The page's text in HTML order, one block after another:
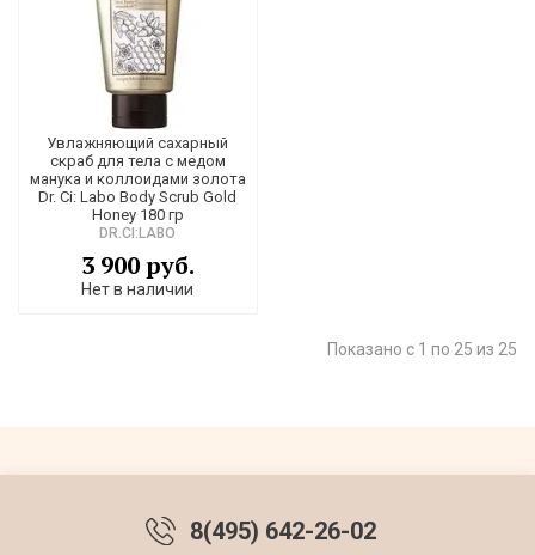
Увлажняющий сахарный
скраб для тела с медом
манука и коллоидами золота
Dr. Ci: Labo Body Scrub Gold
Honey 180 гр
DR.CI:LABO
3 900 руб.
Нет в наличии
Показано с 1 по 25 из 25
8(495) 642-26-02